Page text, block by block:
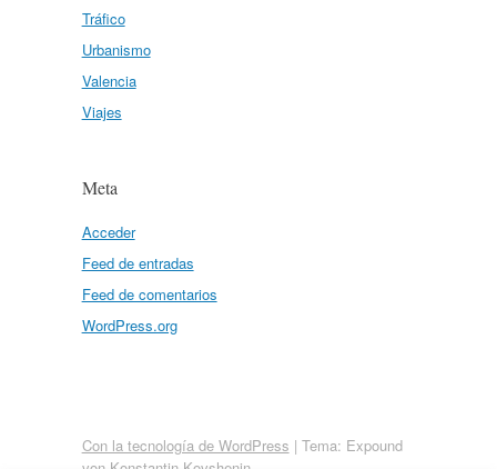
Tráfico
Urbanismo
Valencia
Viajes
Meta
Acceder
Feed de entradas
Feed de comentarios
WordPress.org
Con la tecnología de WordPress | Tema: Expound